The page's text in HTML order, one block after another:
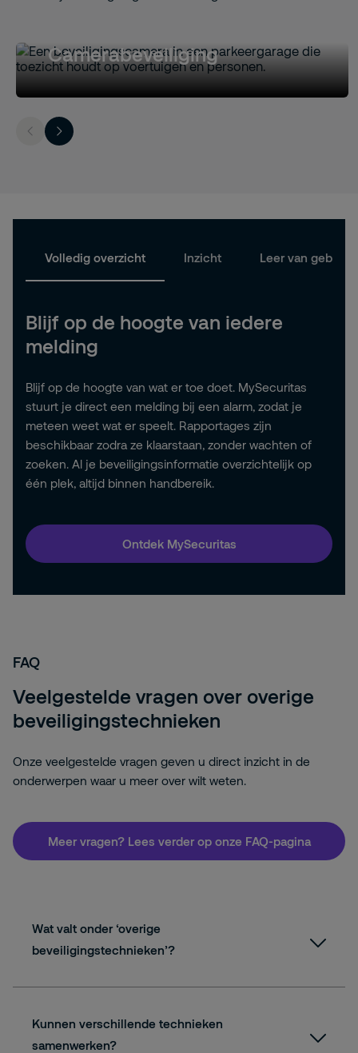
Camerabeveiliging
Volledig overzicht Inzicht Leer van
Blijf op de hoogte van iedere
melding
Blijf op de hoogte van wat er toe doet. MySecuritas
stuurt je direct een melding bij een alarm, zodat je
meteen weet wat er speelt. Rapportages zijn
beschikbaar zodra ze klaarstaan, zonder wachten of
zoeken. Al je beveiligingsinformatie overzichtelijk op
één plek, altijd binnen handbereik.
Ontdek MySecuritas
FAQ
Veelgestelde vragen over overige
beveiligingstechnieken
Onze veelgestelde vragen geven u direct inzicht in de
onderwerpen waar u meer over wilt weten.
Meer vragen? Lees verder op onze FAQ-pagina
Wat valt onder ‘overige
beveiligingstechnieken’?
Kunnen verschillende technieken
samenwerken?